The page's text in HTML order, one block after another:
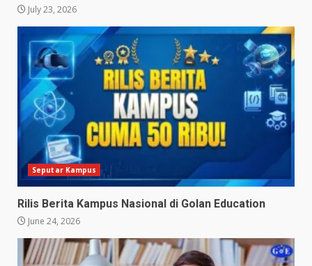
July 23, 2026
Seputar Kampus
Rilis Berita Kampus Nasional di Golan Education
June 24, 2026